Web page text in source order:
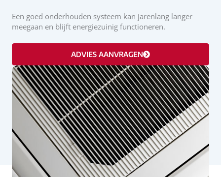
Een goed onderhouden systeem kan jarenlang langer
meegaan en blijft energiezuinig functioneren.
ADVIES AANVRAGEN